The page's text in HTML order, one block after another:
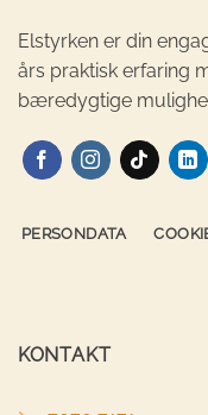
Elstyrken er din
års praktisk erfaring
bæredygtige
PERSONDATA
KONTAKT